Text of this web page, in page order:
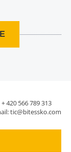
+ 420 566 789 313
tic@bitessko.com